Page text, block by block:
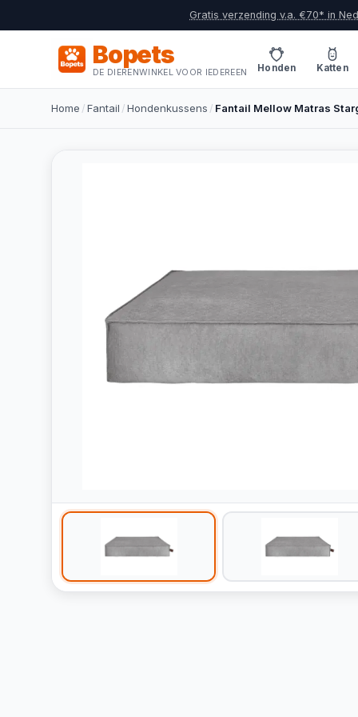
Gratis verzending v.a. €70* in
Bopets
DE DIERENWINKEL VOOR IEDEREEN Honden Katten
Home /Fantail /Hondenkussens / Fantail Mellow Matras